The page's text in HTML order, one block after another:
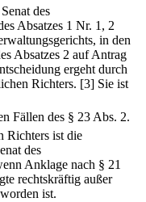
des
Absatzes 1 Nr. 1, 2
in den
Absatzes 2 auf Antrag
ergeht durch
Richters. [3] Sie ist
Fällen des § 23 Abs. 2.
Richters ist die
des
Anklage nach § 21
rechtskräftig außer
ist.